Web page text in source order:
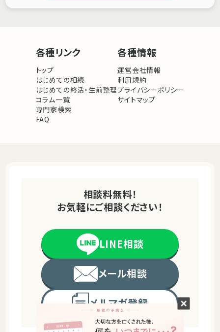
各種リンク
トップ
はじめての相続
はじめての終活・生前整理
コラム一覧
専門家検索
FAQ
各種情報
運営会社情報
利用規約
プライバシーポリシー
サイトマップ
相談料無料！
お気軽にご相談ください！
LINE相談
メール相談
メルマガ登録